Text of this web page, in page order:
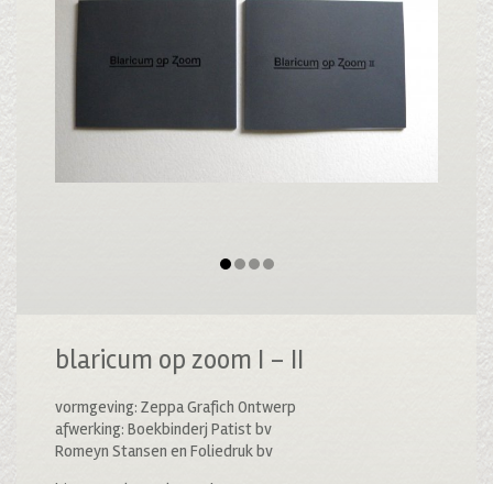
blaricum op zoom I – II
vormgeving: Zeppa Grafich Ontwerp
afwerking: Boekbinderj Patist bv
Romeyn Stansen en Foliedruk bv